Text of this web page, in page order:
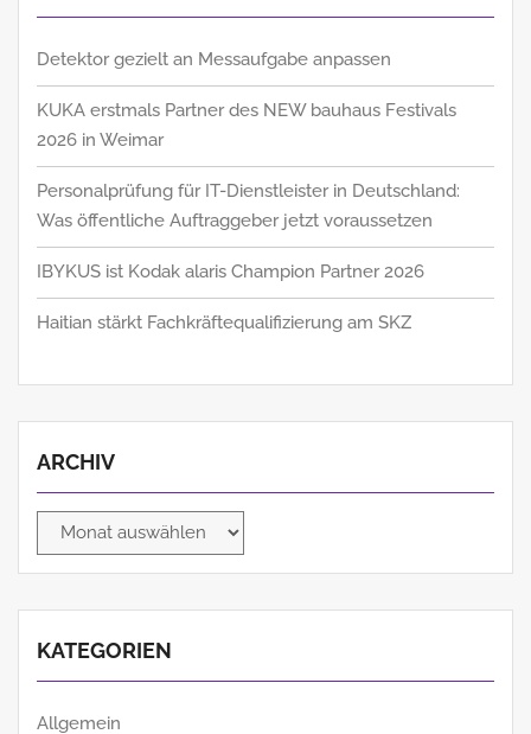
Detektor gezielt an Messaufgabe anpassen
KUKA erstmals Partner des NEW bauhaus Festivals
2026 in Weimar
Personalprüfung für IT-Dienstleister in Deutschland:
Was öffentliche Auftraggeber jetzt voraussetzen
IBYKUS ist Kodak alaris Champion Partner 2026
Haitian stärkt Fachkräftequalifizierung am SKZ
ARCHIV
Archiv
KATEGORIEN
Allgemein